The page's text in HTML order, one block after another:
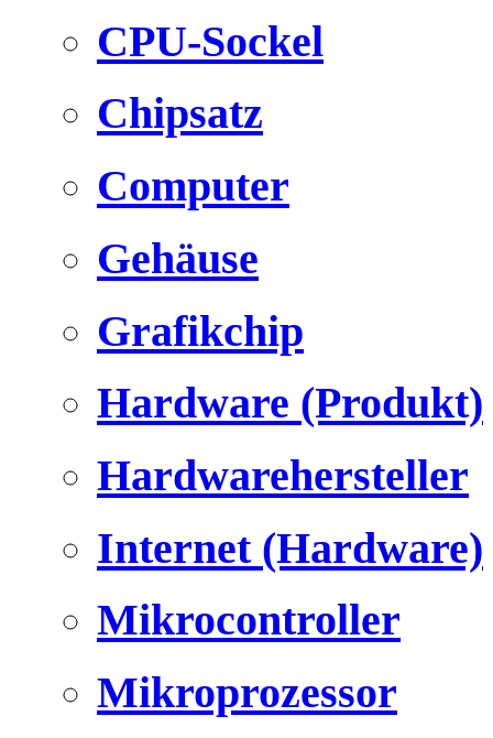
CPU-Sockel
Chipsatz
Computer
Gehäuse
Grafikchip
Hardware (Produkt)
Hardwarehersteller
Internet (Hardware)
Mikrocontroller
Mikroprozessor